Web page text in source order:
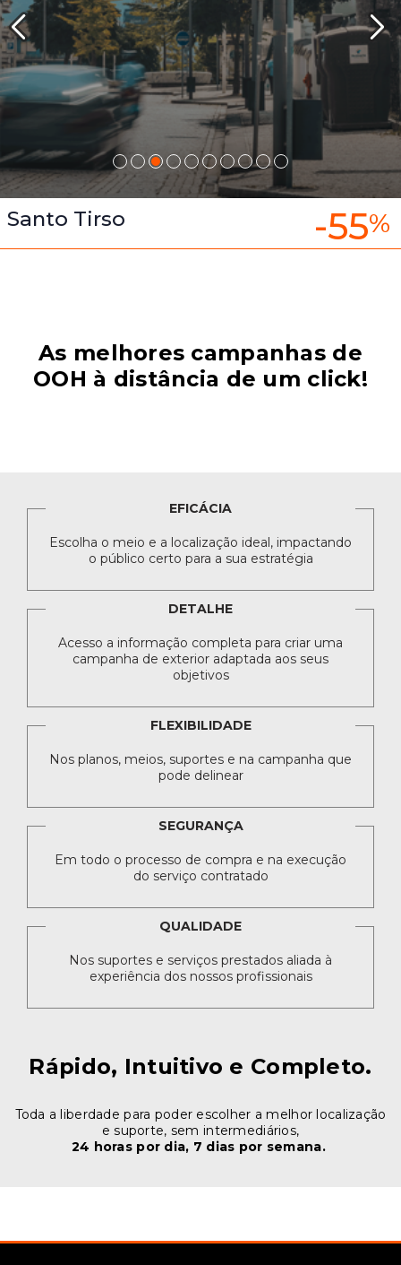
Santo Tirso -55%
As melhores campanhas de
OOH à distância de um click!
EFICÁCIA
Escolha o meio e a localização ideal, impactando
o público certo para a sua estratégia
DETALHE
Acesso a informação completa para criar uma
campanha de exterior adaptada aos seus
objetivos
FLEXIBILIDADE
Nos planos, meios, suportes e na campanha que
pode delinear
SEGURANÇA
Em todo o processo de compra e na execução
do serviço contratado
QUALIDADE
Nos suportes e serviços prestados aliada à
experiência dos nossos profissionais
Rápido, Intuitivo e Completo.
Toda a liberdade para poder escolher a melhor localização
e suporte, sem intermediários,
24 horas por dia, 7 dias por semana.